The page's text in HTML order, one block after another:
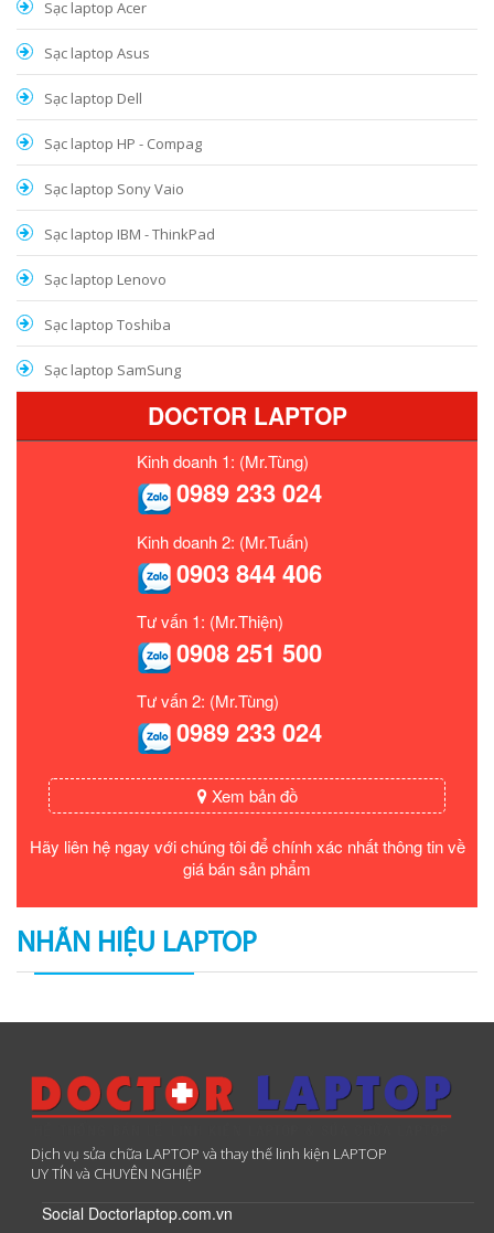
Sạc laptop Acer
Sạc laptop Asus
Sạc laptop Dell
Sạc laptop HP - Compag
Sạc laptop Sony Vaio
Sạc laptop IBM - ThinkPad
Sạc laptop Lenovo
Sạc laptop Toshiba
Sạc laptop SamSung
DOCTOR LAPTOP
Kinh doanh 1: (Mr.Tùng)
0989 233 024
Kinh doanh 2: (Mr.Tuấn)
0903 844 406
Tư vấn 1: (Mr.Thiện)
0908 251 500
Tư vấn 2: (Mr.Tùng)
0989 233 024
Xem bản đồ
Hãy liên hệ ngay với chúng tôi để chính xác nhất thông tin về
giá bán sản phẩm
NHÃN HIỆU LAPTOP
Dịch vụ sửa chữa LAPTOP và thay thế linh kiện LAPTOP
UY TÍN và CHUYÊN NGHIỆP
Social Doctorlaptop.com.vn